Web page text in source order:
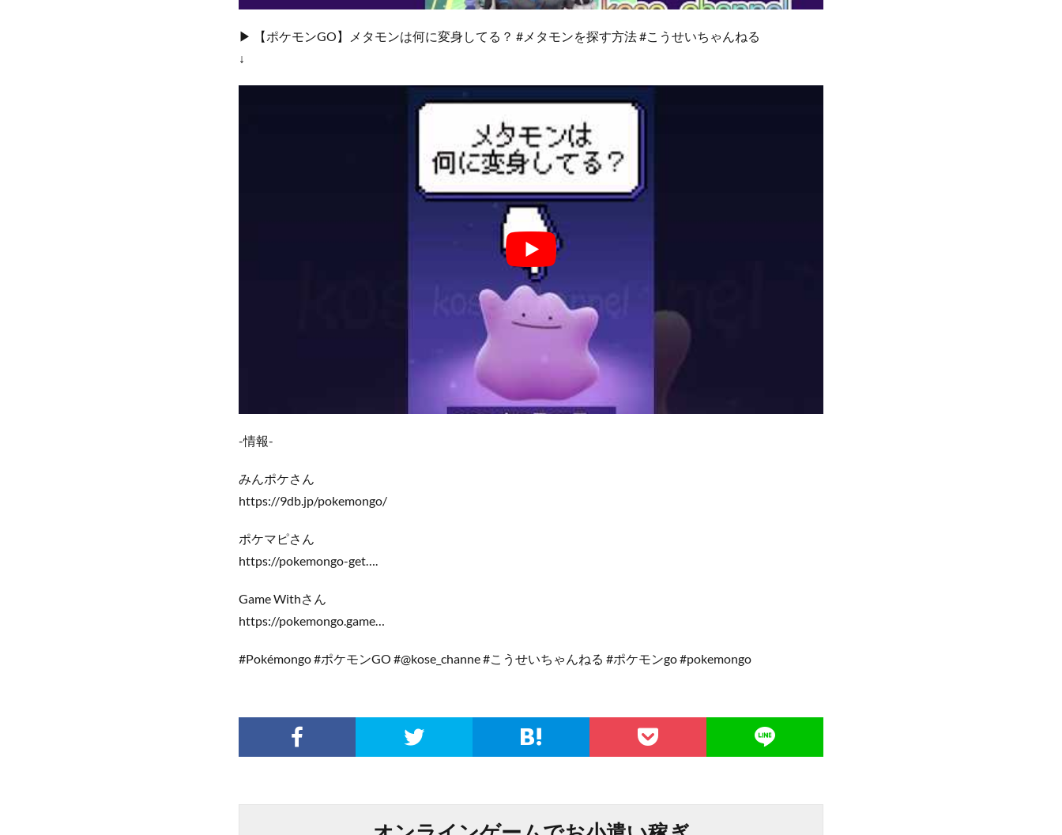
▶︎ 【ポケモンGO】メタモンは何に変身してる？ #メタモンを探す方法 #こうせいちゃんねる
↓
-情報-
みんポケさん
https://9db.jp/pokemongo/
ポケマピさん
https://pokemongo-get….
Game Withさん
https://pokemongo.game…
#Pokémongo #ポケモンGO #@kose_channe #こうせいちゃんねる #ポケモンgo #pokemongo